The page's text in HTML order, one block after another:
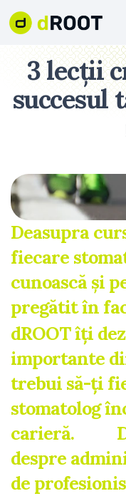
3 lecții
succesul
Deasupra
fiecare
cunoască și
pregătit în
dROOT îți
importante
trebui să-ți
stomatolog
carieră.
despre
de